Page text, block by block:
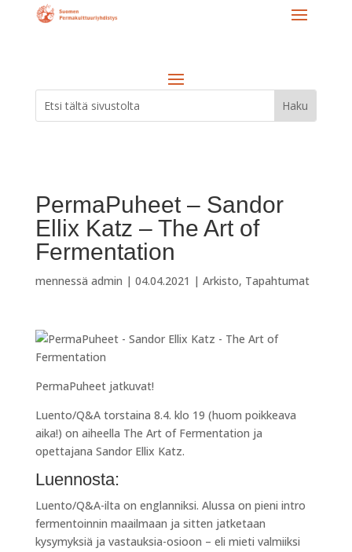
PermaPuheet – Sandor
Ellix Katz – The Art of
Fermentation
mennessä admin | 04.04.2021 | Arkisto, Tapahtumat
PermaPuheet jatkuvat!
Luento/Q&A torstaina 8.4. klo 19 (huom poikkeava
aika!) on aiheella The Art of Fermentation ja
opettajana Sandor Ellix Katz.
Luennosta:
Luento/Q&A-ilta on englanniksi. Alussa on pieni intro
fermentoinnin maailmaan ja sitten jatketaan
kysymyksiä ja vastauksia-osioon – eli mieti valmiiksi